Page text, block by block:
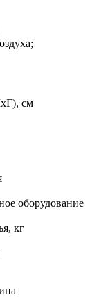
см
оборудование
кг